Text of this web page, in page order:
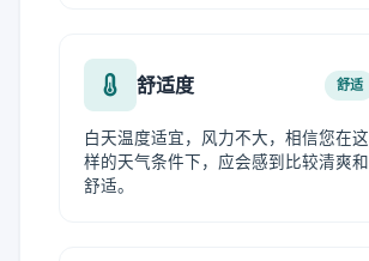
舒适度 舒适
白天温度适宜，风力不大，相信您在这
样的天气条件下，应会感到比较清爽和
舒适。